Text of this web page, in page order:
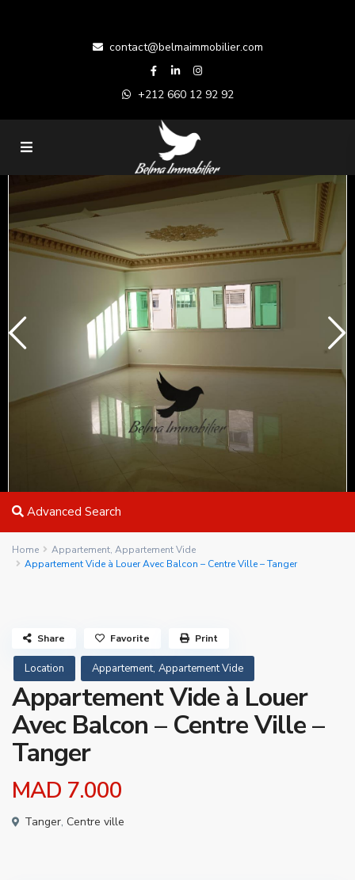
contact@belmaimmobilier.com
+212 660 12 92 92
Advanced Search
Home Appartement, Appartement Vide
Appartement Vide à Louer Avec Balcon – Centre Ville – Tanger
Location Appartement, Appartement Vide
Appartement Vide à Louer
Avec Balcon – Centre Ville –
Tanger
MAD 7.000
Tanger, Centre ville
Share Favorite Print